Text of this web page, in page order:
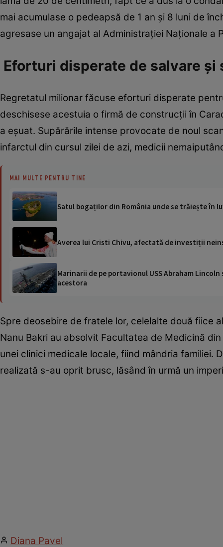
mai acumulase o pedeapsă de 1 an și 8 luni de
agresase un angajat al Administrației Naționale a
Eforturi disperate de salvare
Regretatul milionar făcuse eforturi disperate
deschisese acestuia o firmă de construcții în
a eșuat. Supărările intense provocate de noul
infarctul din cursul zilei de azi, medicii
MAI MULTE PENTRU TINE
Satul bogaților din România unde se trăiește în
Averea lui Cristi Chivu, afectată de investiții
Marinarii de pe portavionul USS Abraham
acestora
Spre deosebire de fratele lor, celelalte două fiice
Nanu Bakri au absolvit Facultatea de Medicină
unei clinici medicale locale, fiind mândria
realizată s-au oprit brusc, lăsând în urmă un
Diana Pavel